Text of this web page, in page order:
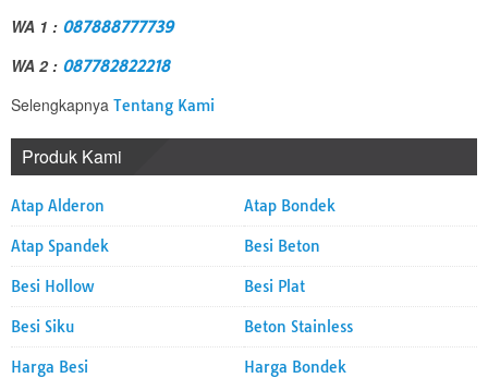
WA 1 : 087888777739
WA 2 : 087782822218
Selengkapnya Tentang Kami
Produk Kami
Atap Alderon Atap Bondek
Atap Spandek Besi Beton
Besi Hollow Besi Plat
Besi Siku Beton Stainless
Harga Besi Harga Bondek